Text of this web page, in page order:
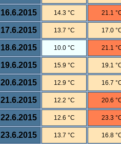
16.6.2015 14.3 °C 21.1
17.6.2015 13.7 °C 17.0
18.6.2015 10.0 °C 21.1
19.6.2015 15.9 °C 19.1
20.6.2015 12.9 °C 16.7
21.6.2015 12.2 °C 20.6
22.6.2015 12.6 °C 23.3
23.6.2015 13.7 °C 16.8